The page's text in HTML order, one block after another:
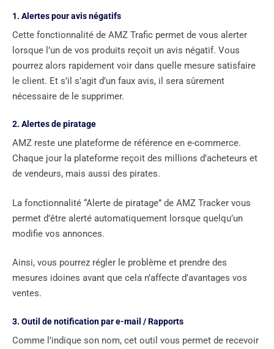
1. Alertes pour avis négatifs
Cette fonctionnalité de AMZ Trafic permet de vous alerter
lorsque l’un de vos produits reçoit un avis négatif. Vous
pourrez alors rapidement voir dans quelle mesure satisfaire
le client. Et s’il s’agit d’un faux avis, il sera sûrement
nécessaire de le supprimer.
2. Alertes de piratage
AMZ reste une plateforme de référence en e-commerce.
Chaque jour la plateforme reçoit des millions d’acheteurs et
de vendeurs, mais aussi des pirates.
La fonctionnalité “Alerte de piratage” de AMZ Tracker vous
permet d’être alerté automatiquement lorsque quelqu’un
modifie vos annonces.
Ainsi, vous pourrez régler le problème et prendre des
mesures idoines avant que cela n’affecte d’avantages vos
ventes.
3. Outil de notification par e-mail / Rapports
Comme l’indique son nom, cet outil vous permet de recevoir